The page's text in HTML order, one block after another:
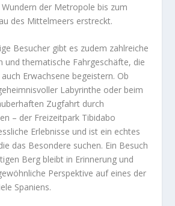
der Metropole bis zum
des Mittelmeers erstreckt.
Besucher gibt es zudem zahlreiche
und thematische Fahrgeschäfte, die
Erwachsene begeistern. Ob
Labyrinthe oder beim
Zugfahrt durch
– der Freizeitpark Tibidabo
Erlebnisse und ist ein echtes
das Besondere suchen. Ein Besuch
Berg bleibt in Erinnerung und
Perspektive auf eines der
Spaniens.